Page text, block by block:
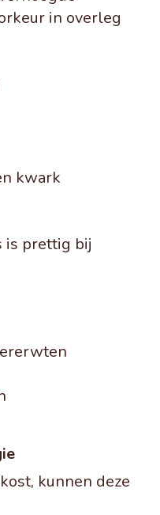
in overleg
kwark
is prettig bij
kunnen deze